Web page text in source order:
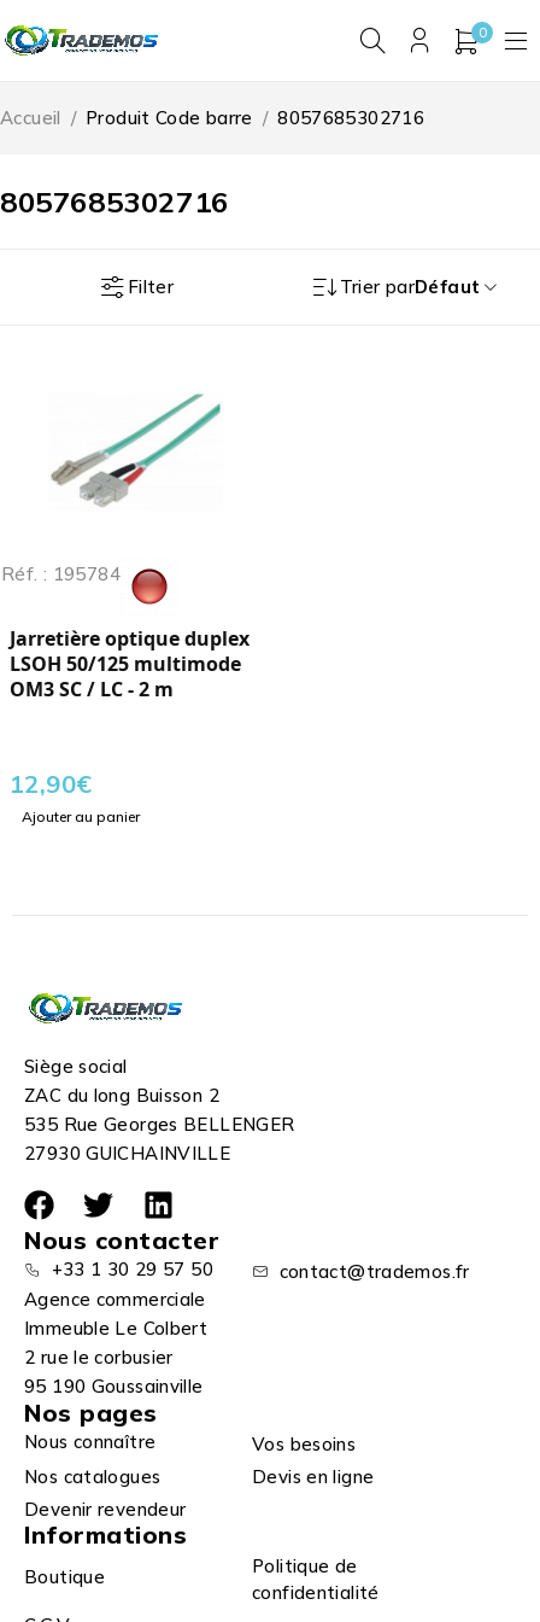
0
8057685302716
Accueil / Produit Code barre / 8057685302716
Filter Trier parDéfaut
Réf. : 195784
Jarretière optique duplex
LSOH 50/125 multimode
OM3 SC / LC - 2 m
12,90€
Ajouter au panier
Siège social
ZAC du long Buisson 2
535 Rue Georges BELLENGER
27930 GUICHAINVILLE
Nous contacter
+33 1 30 29 57 50
contact@trademos.fr
Agence commerciale
Immeuble Le Colbert
2 rue le corbusier
95 190 Goussainville
Nos pages
Nous connaître
Vos besoins
Nos catalogues
Devis en ligne
Devenir revendeur
Informations
Boutique
Politique de
confidentialité